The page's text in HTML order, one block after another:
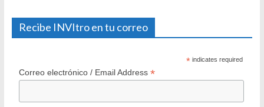
Recibe INVItro en tu correo
Correo electrónico / Email Address*